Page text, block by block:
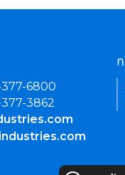
377-6800
3862